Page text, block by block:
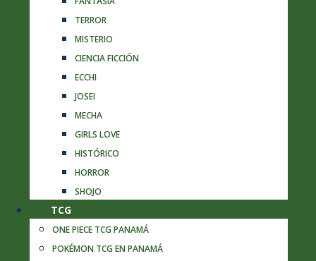
TERROR
MISTERIO
CIENCIA FICCIÓN
ECCHI
JOSEI
MECHA
GIRLS LOVE
HISTÓRICO
HORROR
SHOJO
TCG
ONE PIECE TCG PANAMÁ
POKÉMON TCG EN PANAMÁ